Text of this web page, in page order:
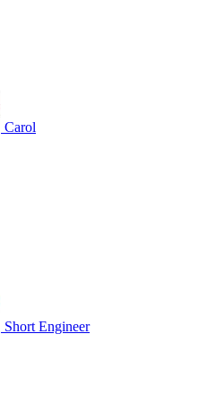
Carol
Short Engineer